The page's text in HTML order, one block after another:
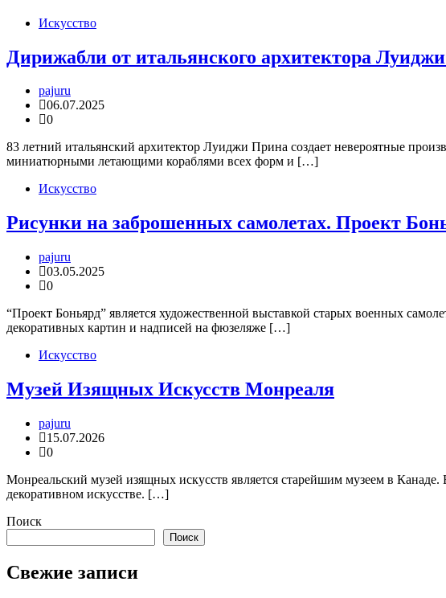
Искусство
Дирижабли от итальянского архитектора
pajuru
06.07.2025
0
83 летний итальянский архитектор Луиджи Прина создает невероятные
миниатюрными летающими кораблями всех форм и […]
Искусство
Рисунки на заброшенных самолетах. Проект
pajuru
03.05.2025
0
“Проект Боньярд” является художественной выставкой старых военных
декоративных картин и надписей на фюзеляже […]
Искусство
Музей Изящных Искусств Монреаля
pajuru
15.07.2026
0
Монреальский музей изящных искусств является старейшим музеем в
декоративном искусстве. […]
Поиск
Поиск
Свежие записи